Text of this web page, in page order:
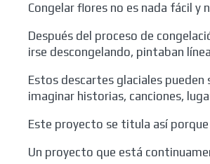
Congelar flores no es nada fácil y
Después del proceso de
irse descongelando, pintaban
Estos descartes glaciales
imaginar historias, canciones,
Este proyecto se titula así
Un proyecto que está